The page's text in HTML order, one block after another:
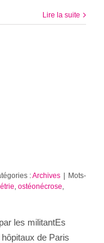
Lire la suite
:Archives | Mots-
ostéonécrose
les militantEs
de Paris